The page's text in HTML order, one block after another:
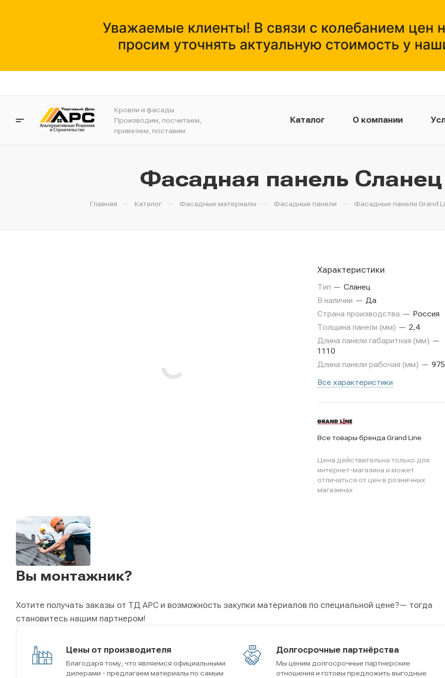
Кровли и фасады
Производим, посчитаем,
привезем, поставим
Каталог О компании
Фасадная панель
Главная — Каталог — Фасадные материалы — Фасадные панели — Фасадные панели Grand
Характеристики
Тип — Сланец
В наличии — Да
Страна производства — Россия
Толщина панели (мм) — 2,4
Длина панели габаритная (мм) —
1110
Длина панели рабочая (мм) — 975
Все характеристики
Все товары бренда Grand Line
Цена действительна только для
интернет-магазина и может
отличаться от цен в розничных
магазинах
Вы монтажник?
Хотите получать заказы от ТД АРС и возможность закупки материалов по специальной цене?— тогда
становитесь нашим партнером!
Цены от производителя
Благодаря тому, что являемся официальными
дилерами - предлагаем материалы по самым
Долгосрочные партнёрства
Мы ценим долгосрочные партнерские
отношения и готовы предложить выгодные